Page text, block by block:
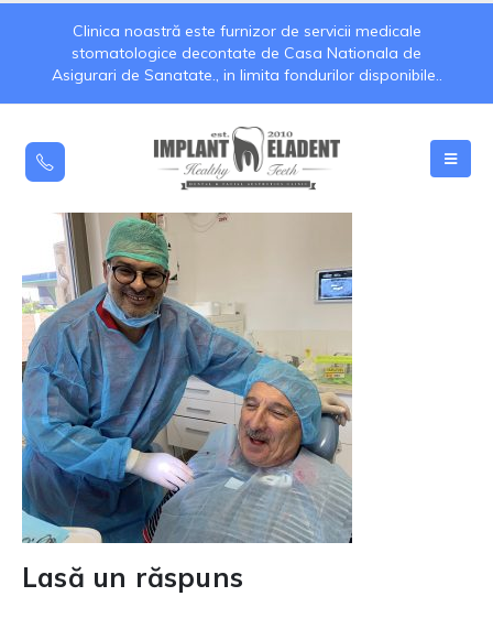
Clinica noastră este furnizor de servicii medicale
stomatologice decontate de Casa Nationala de
Asigurari de Sanatate., in limita fondurilor disponibile..
Lasă un răspuns